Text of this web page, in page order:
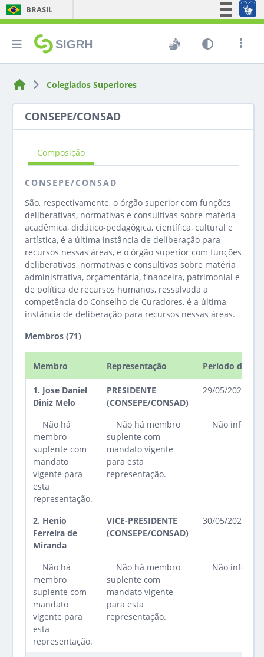
BRASIL
Comunica BR
Participe
SIGRH
Colegiados Superiores
CONSEPE/CONSAD
Composição
CONSEPE/CONSAD
São, respectivamente, o órgão superior com funções
deliberativas, normativas e consultivas sobre matéria
acadêmica, didático-pedagógica, científica, cultural e
artística, é a última instância de deliberação para
recursos nessas áreas, e o órgão superior com funções
deliberativas, normativas e consultivas sobre matéria
administrativa, orçamentária, financeira, patrimonial e
de política de recursos humanos, ressalvada a
competência do Conselho de Curadores, é a última
instância de deliberação para recursos nessas áreas.
Membros (71)
Membro Representação Período de
1. Jose Daniel
Diniz Melo
PRESIDENTE
(CONSEPE/CONSAD)
29/05/2023 até
Não há
membro
suplente com
mandato
vigente para
esta
representação.
Não há membro
suplente com
mandato vigente
para esta
representação.
Não
2. Henio
Ferreira de
Miranda
VICE-PRESIDENTE
(CONSEPE/CONSAD)
30/05/2023 até
Não há
membro
suplente com
mandato
vigente para
esta
representação.
Não há membro
suplente com
mandato vigente
para esta
representação.
Não